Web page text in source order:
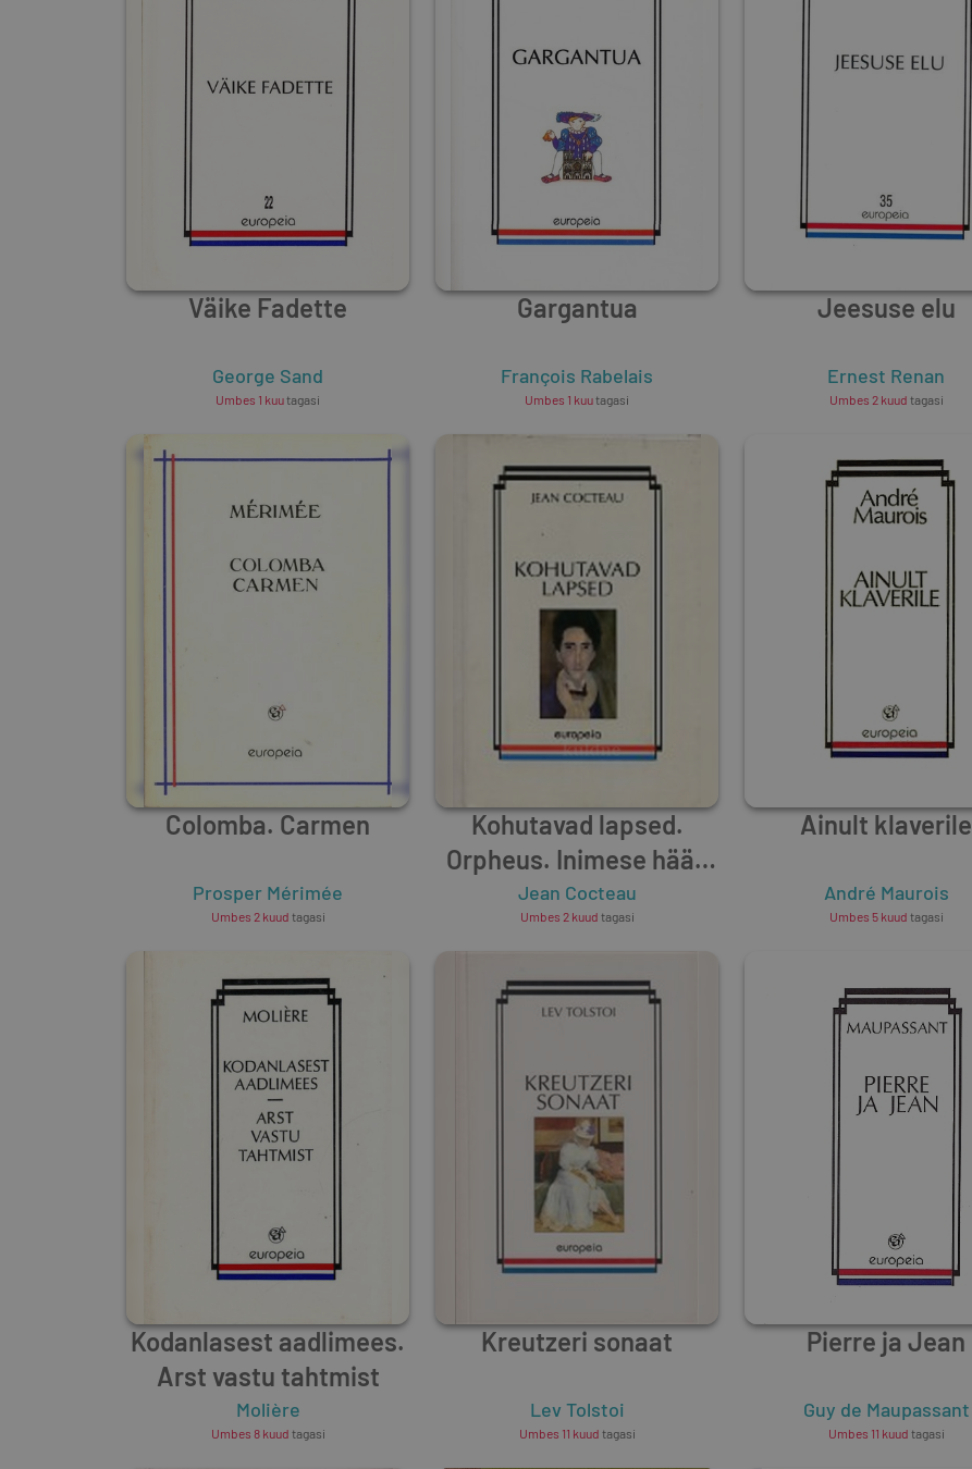
Väike Fadette
George Sand
Umbes 1 kuutagasi
Gargantua
François Rabelais
Umbes 1 kuutagasi
Jeesuse elu
Ernest Renan
Umbes 2 kuud tagasi
Colomba. Carmen
Prosper Mérimée
Umbes 2 kuud tagasi
Kohutavad lapsed.
Orpheus. Inimese hääl.
Kirjutusmasin
Jean Cocteau
Umbes 2 kuud tagasi
Ainult klaverile
André Maurois
Umbes 5 kuud tagasi
Kodanlasest aadlimees.
Arst vastu tahtmist
Molière
Umbes 8 kuud tagasi
Kreutzeri sonaat
Lev Tolstoi
Umbes 11 kuud tagasi
Pierre ja Jean
Guy de Maupassant
Umbes 11 kuud tagasi